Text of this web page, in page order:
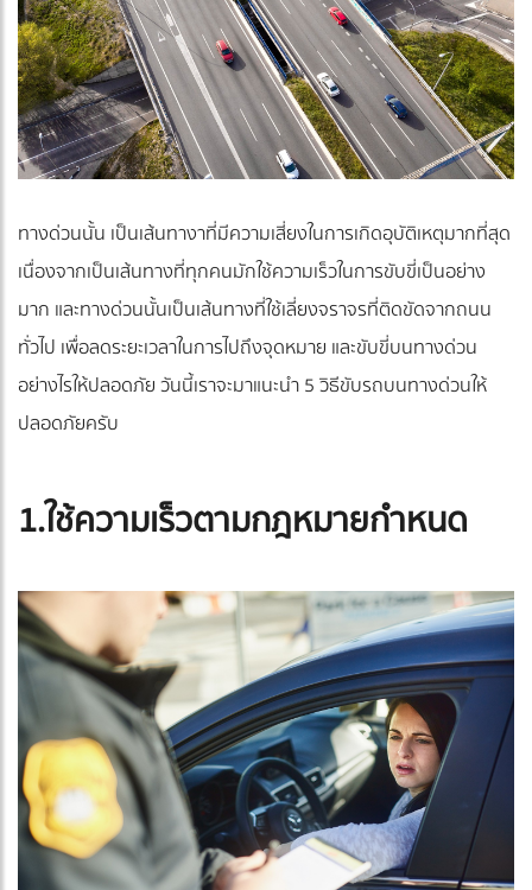
ทางด่วนนั้น เป็นเส้นทางาที่มีความเสี่ยงในการเกิดอุบัติเหตุมากที่สุด
เนื่องจากเป็นเส้นทางที่ทุกคนมักใช้ความเร็วในการขับขี่เป็นอย่าง
มาก และทางด่วนนั้นเป็นเส้นทางที่ใช้เลี่ยงจราจรที่ติดขัดจากถนน
ทั่วไป เพื่อลดระยะเวลาในการไปถึงจุดหมาย และขับขี่บนทางด่วน
อย่างไรให้ปลอดภัย วันนี้เราจะมาแนะนำ 5 วิธีขับรถบนทางด่วนให้
ปลอดภัยครับ
1.ใช้ความเร็วตามกฎหมายกำหนด